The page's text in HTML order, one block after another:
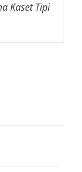
Kaset Tipi